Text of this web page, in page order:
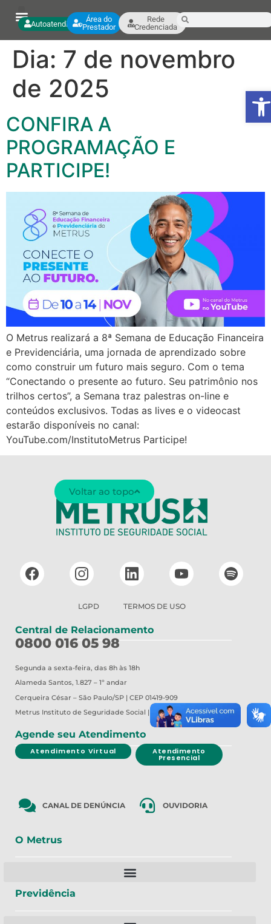
AutoatendimentoÁrea do
Prestador
Rede
Credenciada
Dia: 7 de novembro
de 2025
CONFIRA A
PROGRAMAÇÃO E
PARTICIPE!
O Metrus realizará a 8ª Semana de Educação Financeira
e Previdenciária, uma jornada de aprendizado sobre
como construir um futuro mais seguro. Com o tema
“Conectando o presente ao futuro. Seu patrimônio nos
trilhos certos”, a Semana traz palestras on-line e
conteúdos exclusivos. Todas as lives e o videocast
estarão disponíveis no canal:
YouTube.com/InstitutoMetrus Participe!
LGPD TERMOS DE USO
Central de Relacionamento
0800 016 05 98
Segunda a sexta-feira, das 8h às 18h
Alameda Santos, 1.827 – 1º andar
Cerqueira César – São Paulo/SP | CEP 01419-909
Metrus Instituto de Seguridade Social | CNPJ 44.857.357/0001-66
Agende seu Atendimento
Atendimento Virtual Atendimento
Presencial
CANAL DE DENÚNCIA OUVIDORIA
O Metrus
Previdência
Voltar ao topo